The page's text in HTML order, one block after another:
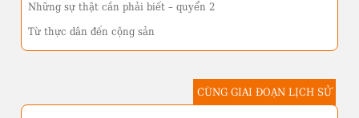
Những sự thật cần phải biết – quyển 2
Từ thực dân đến cộng sản
CÙNG GIAI ĐOẠN LỊCH SỬ